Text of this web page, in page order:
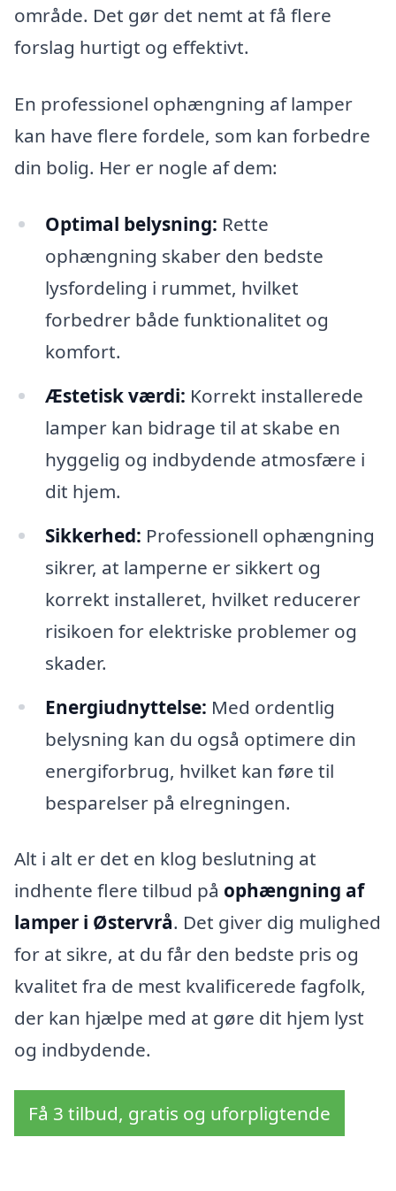
område. Det gør det nemt at få flere
forslag hurtigt og effektivt.
En professionel ophængning af lamper
kan have flere fordele, som kan forbedre
din bolig. Her er nogle af dem:
Optimal belysning: Rette
ophængning skaber den bedste
lysfordeling i rummet, hvilket
forbedrer både funktionalitet og
komfort.
Æstetisk værdi: Korrekt installerede
lamper kan bidrage til at skabe en
hyggelig og indbydende atmosfære i
dit hjem.
Sikkerhed: Professionell ophængning
sikrer, at lamperne er sikkert og
korrekt installeret, hvilket reducerer
risikoen for elektriske problemer og
skader.
Energiudnyttelse: Med ordentlig
belysning kan du også optimere din
energiforbrug, hvilket kan føre til
besparelser på elregningen.
Alt i alt er det en klog beslutning at
indhente flere tilbud på ophængning af
lamper i Østervrå. Det giver dig mulighed
for at sikre, at du får den bedste pris og
kvalitet fra de mest kvalificerede fagfolk,
der kan hjælpe med at gøre dit hjem lyst
og indbydende.
Få 3 tilbud, gratis og uforpligtende